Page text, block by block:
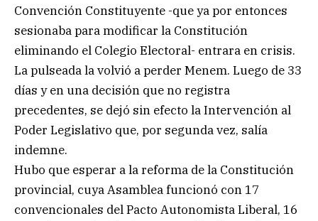
Convención Constituyente -que ya por entonces
sesionaba para modificar la Constitución
eliminando el Colegio Electoral- entrara en crisis.
La pulseada la volvió a perder Menem. Luego de 33
días y en una decisión que no registra
precedentes, se dejó sin efecto la Intervención al
Poder Legislativo que, por segunda vez, salía
indemne.
Hubo que esperar a la reforma de la Constitución
provincial, cuya Asamblea funcionó con 17
convencionales del Pacto Autonomista Liberal, 16